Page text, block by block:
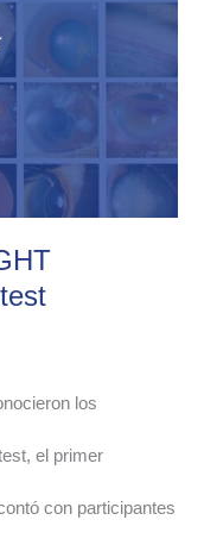
los
el primer
con participantes